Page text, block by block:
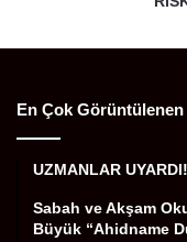
En Çok
UZMANLAR
Sabah ve Akşam
Büyük “Ahidname